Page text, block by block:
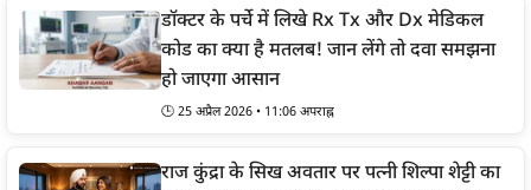
डॉक्टर के पर्चे में लिखे Rx Tx और Dx मेडिकल
कोड का क्या है मतलब! जान लेंगे तो दवा समझना
हो जाएगा आसान
🕒 25 अप्रैल 2026 • 11:06 अपराह्न
राज कुंद्रा के सिख अवतार पर पत्नी शिल्पा शेट्टी का